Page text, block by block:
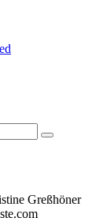
Suchen
Greßhöner